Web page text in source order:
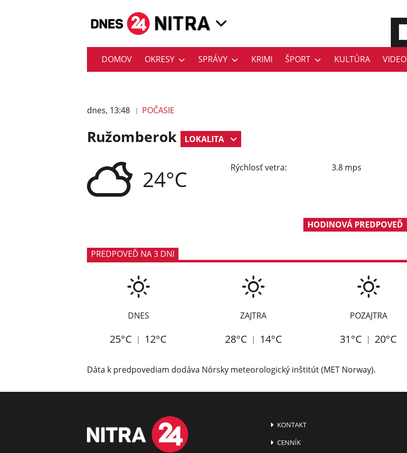
DOMOV OKRESY SPRÁVY KRIMI ŠPORT KULTÚRA VIDEO
dnes, 13:48 POČASIE
Ružomberok LOKALITA
24°C Rýchlosť vetra: 3.8 mps
HODINOVÁ PREDPOVEĎ
PREDPOVEĎ NA 3 DNI
DNES
25°C 12°C
ZAJTRA
28°C 14°C
POZAJTRA
31°C 20°C
Dáta k predpovediam dodáva Nórsky meteorologický inštitút (MET Norway).
KONTAKT
CENNÍK